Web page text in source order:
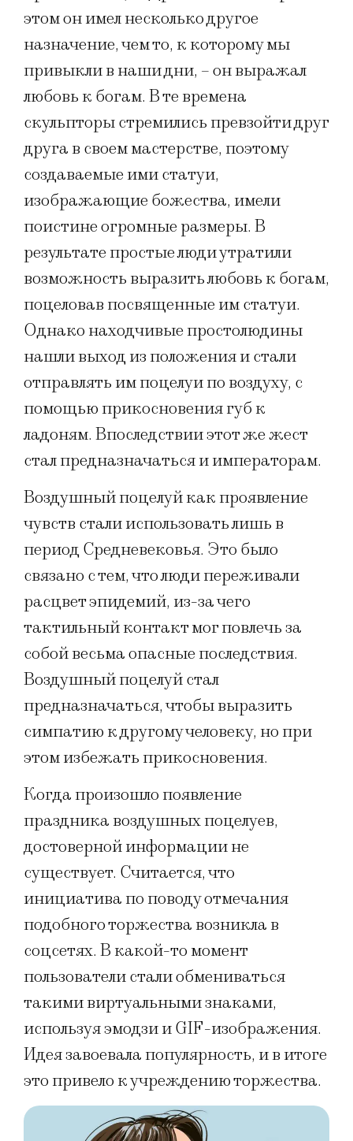
этом он имел несколько другое
назначение, чем то, к которому мы
привыкли в наши дни, – он выражал
любовь к богам. В те времена
скульпторы стремились превзойти друг
друга в своем мастерстве, поэтому
создаваемые ими статуи,
изображающие божества, имели
поистине огромные размеры. В
результате простые люди утратили
возможность выразить любовь к богам,
поцеловав посвященные им статуи.
Однако находчивые простолюдины
нашли выход из положения и стали
отправлять им поцелуи по воздуху, с
помощью прикосновения губ к
ладоням. Впоследствии этот же жест
стал предназначаться и императорам.
Воздушный поцелуй как проявление
чувств стали использовать лишь в
период Средневековья. Это было
связано с тем, что люди переживали
расцвет эпидемий, из-за чего
тактильный контакт мог повлечь за
собой весьма опасные последствия.
Воздушный поцелуй стал
предназначаться, чтобы выразить
симпатию к другому человеку, но при
этом избежать прикосновения.
Когда произошло появление
праздника воздушных поцелуев,
достоверной информации не
существует. Считается, что
инициатива по поводу отмечания
подобного торжества возникла в
соцсетях. В какой-то момент
пользователи стали обмениваться
такими виртуальными знаками,
используя эмодзи и GIF-изображения.
Идея завоевала популярность, и в итоге
это привело к учреждению торжества.